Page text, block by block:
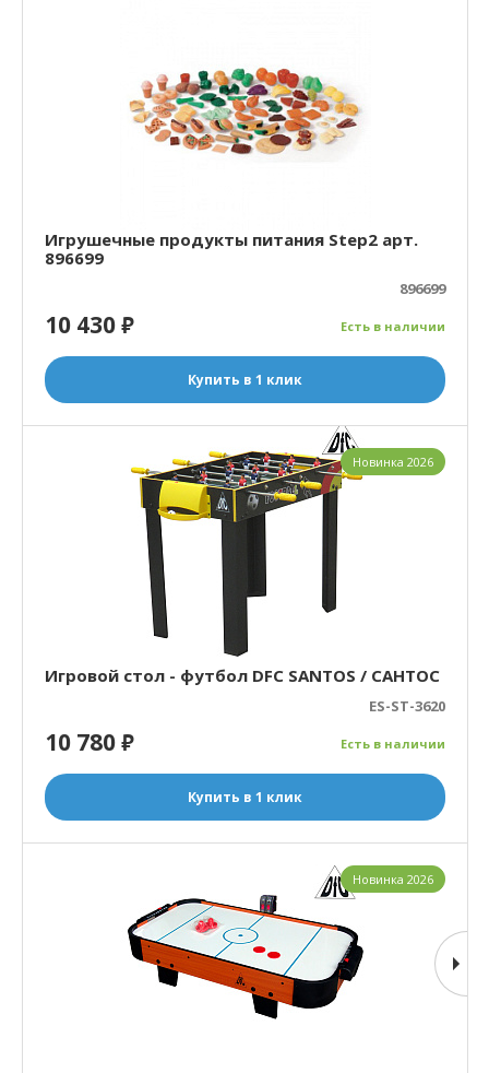
Игрушечные продукты питания Step2 арт.
896699
896699
Есть в наличии
10 430₽
Купить в 1 клик
Игровой стол - футбол DFC SANTOS / САНТОС
ES-ST-3620
Есть в наличии
10 780₽
Купить в 1 клик
Новинка 2026
Новинка 2026